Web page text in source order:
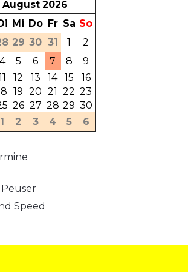
August 2026
Mi Do Fr Sa So
29 30 31 1
2
4 5 6 7 8
9
12 13 14 15
16
19 20 21 22 23
26 27 28 29 30
1 2 3 4 5 6